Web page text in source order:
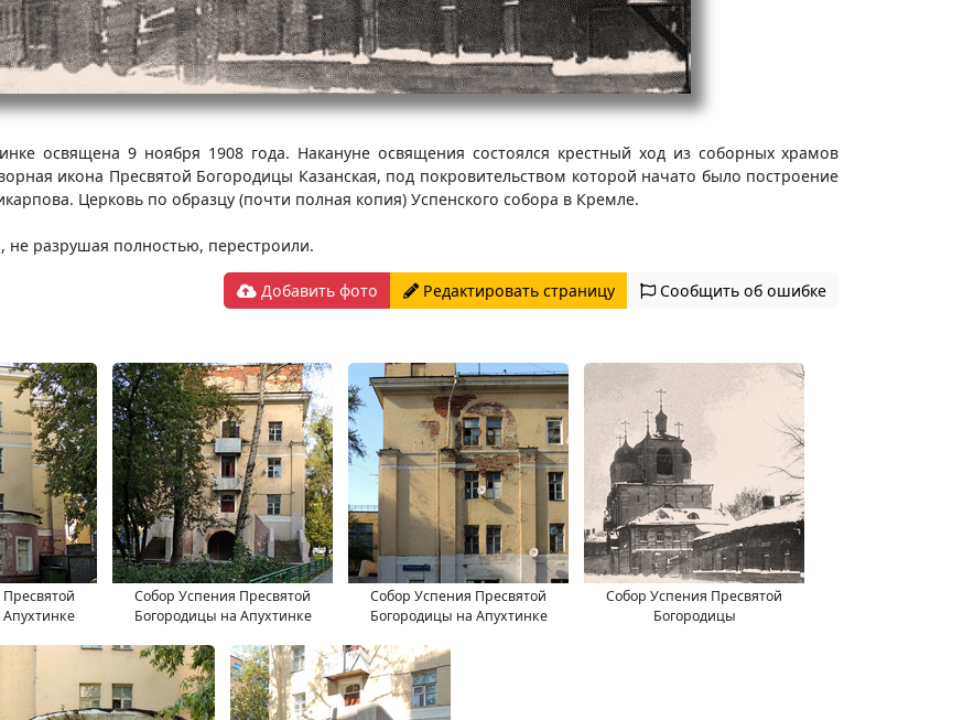
освящена 9 ноября 1908 года. Накануне освящения состоялся крестный ход из соборных храмов
икона Пресвятой Богородицы Казанская, под покровительством которой начато было построение
Церковь по образцу (почти полная копия) Успенского собора в Кремле.
не разрушая полностью, перестроили.
Добавить фото Редактировать страницу Сообщить об ошибке
Собор Успения Пресвятой
Богородицы на Апухтинке
Собор Успения Пресвятой
Богородицы на Апухтинке
Собор Успения Пресвятой
Богородицы